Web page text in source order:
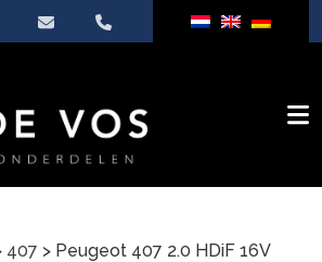
407 > Peugeot 407 2.0 HDiF 16V